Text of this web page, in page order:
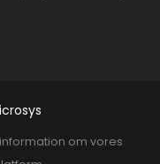
om vores